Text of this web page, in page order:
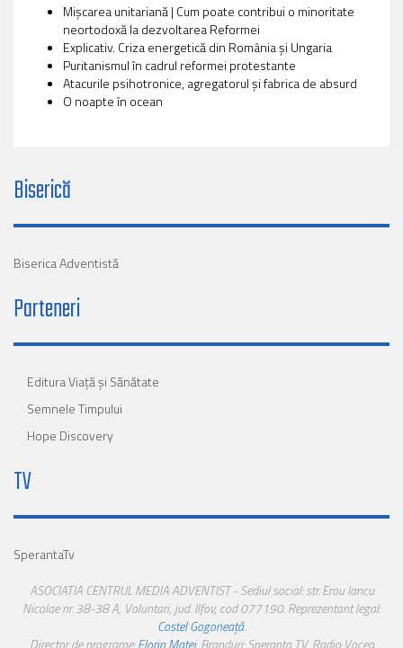
Mișcarea unitariană | Cum poate contribui o minoritate
neortodoxă la dezvoltarea Reformei
Explicativ. Criza energetică din România și Ungaria
Puritanismul în cadrul reformei protestante
Atacurile psihotronice, agregatorul și fabrica de absurd
O noapte în ocean
Biserică
Biserica Adventistă
Parteneri
Editura Viaţă şi Sănătate
Semnele Timpului
Hope Discovery
TV
SperantaTv
ASOCIATIA CENTRUL MEDIA ADVENTIST - Sediul social: str. Erou Iancu
Nicolae nr. 38-38 A, Voluntari, jud. Ilfov, cod 077190. Reprezentant legal:
Costel Gogoneață.
Director de programe:Florin Matei. Branduri: Speranta TV, Radio Vocea